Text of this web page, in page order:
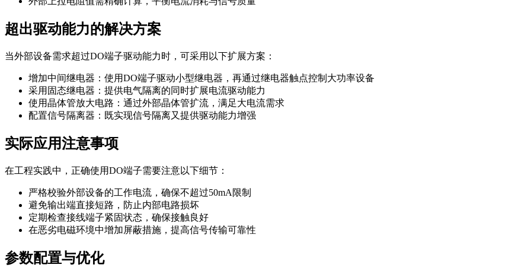
超出驱动能力的解决方案
当外部设备需求超过DO端子驱动能力时，可采用以下扩展方案：
增加中间继电器：使用DO端子驱动小型继电器，再通过继电器触点控制大功率设备
采用固态继电器：提供电气隔离的同时扩展电流驱动能力
使用晶体管放大电路：通过外部晶体管扩流，满足大电流需求
配置信号隔离器：既实现信号隔离又提供驱动能力增强
实际应用注意事项
在工程实践中，正确使用DO端子需要注意以下细节：
严格校验外部设备的工作电流，确保不超过50mA限制
避免输出端直接短路，防止内部电路损坏
定期检查接线端子紧固状态，确保接触良好
在恶劣电磁环境中增加屏蔽措施，提高信号传输可靠性
参数配置与优化